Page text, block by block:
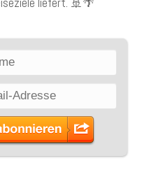
liefert. 🚢🌴